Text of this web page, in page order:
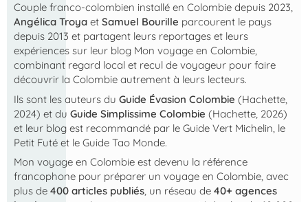
Couple franco-colombien installé en Colombie depuis 2023,
Angélica Troya et Samuel Bourille parcourent le pays
depuis 2013 et partagent leurs reportages et leurs
expériences sur leur blog Mon voyage en Colombie,
combinant regard local et recul de voyageur pour faire
découvrir la Colombie autrement à leurs lecteurs.
Ils sont les auteurs du Guide Évasion Colombie (Hachette,
2024) et du Guide Simplissime Colombie (Hachette, 2026)
et leur blog est recommandé par le Guide Vert Michelin, le
Petit Futé et le Guide Tao Monde.
Mon voyage en Colombie est devenu la référence
francophone pour préparer un voyage en Colombie, avec
plus de 400 articles publiés, un réseau de 40+ agences